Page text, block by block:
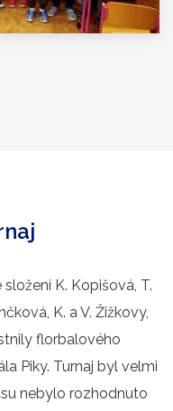
složení K. Kopišová, T.
K. a V. Žižkovy,
florbalového
Piky. Turnaj byl velmi
nebylo rozhodnuto